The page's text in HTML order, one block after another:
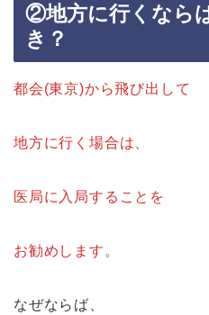
②地方に行くなら
き？
都会(東京)から飛び出して
地方に行く場合は、
医局に入局することを
お勧めします。
なぜならば、